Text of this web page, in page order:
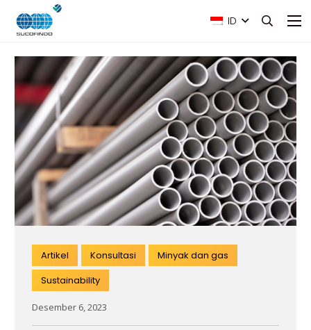
ID
Artikel Konsultasi
Minyak dan gas
Sustainability
Desember 6, 2023